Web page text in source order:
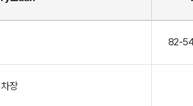
82-
장